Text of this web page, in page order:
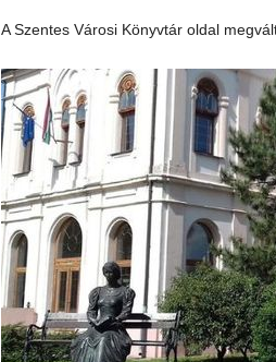
A Szentes Városi Könyvtár oldal